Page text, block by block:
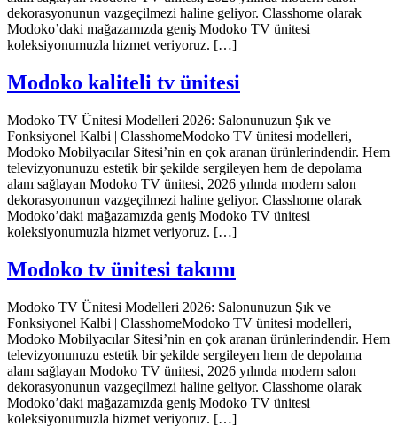
dekorasyonunun vazgeçilmezi haline geliyor. Classhome olarak
Modoko’daki mağazamızda geniş Modoko TV ünitesi
koleksiyonumuzla hizmet veriyoruz. […]
Modoko kaliteli tv ünitesi
Modoko TV Ünitesi Modelleri 2026: Salonunuzun Şık ve
Fonksiyonel Kalbi | ClasshomeModoko TV ünitesi modelleri,
Modoko Mobilyacılar Sitesi’nin en çok aranan ürünlerindendir. Hem
televizyonunuzu estetik bir şekilde sergileyen hem de depolama
alanı sağlayan Modoko TV ünitesi, 2026 yılında modern salon
dekorasyonunun vazgeçilmezi haline geliyor. Classhome olarak
Modoko’daki mağazamızda geniş Modoko TV ünitesi
koleksiyonumuzla hizmet veriyoruz. […]
Modoko tv ünitesi takımı
Modoko TV Ünitesi Modelleri 2026: Salonunuzun Şık ve
Fonksiyonel Kalbi | ClasshomeModoko TV ünitesi modelleri,
Modoko Mobilyacılar Sitesi’nin en çok aranan ürünlerindendir. Hem
televizyonunuzu estetik bir şekilde sergileyen hem de depolama
alanı sağlayan Modoko TV ünitesi, 2026 yılında modern salon
dekorasyonunun vazgeçilmezi haline geliyor. Classhome olarak
Modoko’daki mağazamızda geniş Modoko TV ünitesi
koleksiyonumuzla hizmet veriyoruz. […]